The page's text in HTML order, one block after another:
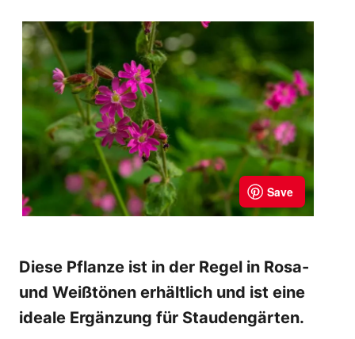
Diese Pflanze ist in der Regel in Rosa-
und Weißtönen erhältlich und ist eine
ideale Ergänzung für Staudengärten.